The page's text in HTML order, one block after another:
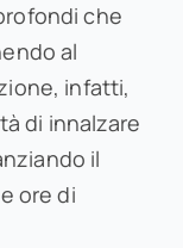
che
al
infatti,
di innalzare
il
ore di